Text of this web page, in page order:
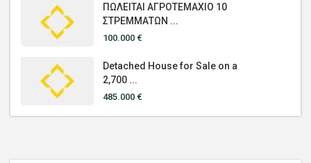
ΠΩΛΕΙΤΑΙ ΑΓΡΟΤΕΜΑΧΙΟ 10
ΣΤΡΕΜΜΑΤΩΝ ...
100.000 €
Detached House for Sale on a
2,700 ...
485.000 €